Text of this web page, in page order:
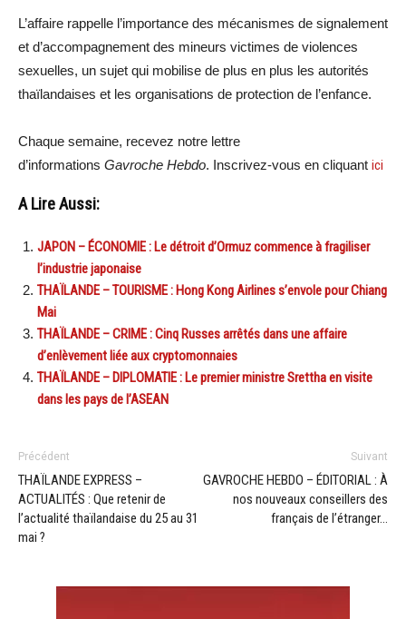
L’affaire rappelle l’importance des mécanismes de signalement
et d’accompagnement des mineurs victimes de violences
sexuelles, un sujet qui mobilise de plus en plus les autorités
thaïlandaises et les organisations de protection de l’enfance.
Chaque semaine, recevez notre lettre
d’informations Gavroche Hebdo. Inscrivez-vous en cliquant ici
A Lire Aussi:
JAPON – ÉCONOMIE : Le détroit d’Ormuz commence à fragiliser
l’industrie japonaise
THAÏLANDE – TOURISME : Hong Kong Airlines s’envole pour Chiang
Mai
THAÏLANDE – CRIME : Cinq Russes arrêtés dans une affaire
d’enlèvement liée aux cryptomonnaies
THAÏLANDE – DIPLOMATIE : Le premier ministre Srettha en visite
dans les pays de l’ASEAN
Précédent
THAÏLANDE EXPRESS –
ACTUALITÉS : Que retenir de
l’actualité thaïlandaise du 25 au 31
mai ?
Suivant
GAVROCHE HEBDO – ÉDITORIAL : À
nos nouveaux conseillers des
français de l’étranger…